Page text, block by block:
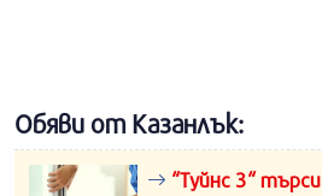
Обяви от Казанлък:
“Туйнс 3“